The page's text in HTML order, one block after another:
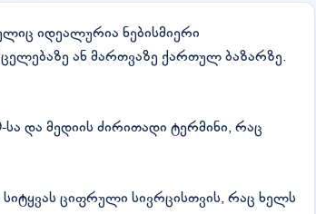
იდეალურია ნებისმიერი
ან მართვაზე ქართულ ბაზარზე.
და მედიის ძირითადი ტერმინი, რაც
ციფრული სივრცისთვის, რაც ხელს